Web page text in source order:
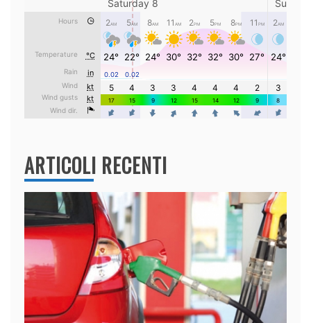
ARTICOLI RECENTI